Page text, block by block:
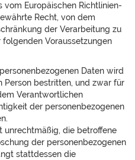
vom Europäischen Richtlinien-
Recht, von dem
der Verarbeitung zu
Voraussetzungen
Daten wird
Person bestritten, und zwar für
Verantwortlichen
der personenbezogenen
unrechtmäßig, die betroffene
der personenbezogenen
stattdessen die